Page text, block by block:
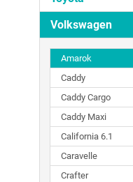
Volkswagen
Amarok
Caddy
Caddy Cargo
Caddy Maxi
California 6.1
Caravelle
Crafter